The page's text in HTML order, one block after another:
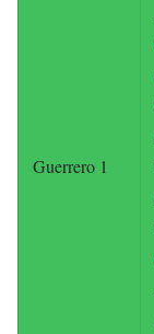
Guerrero 1